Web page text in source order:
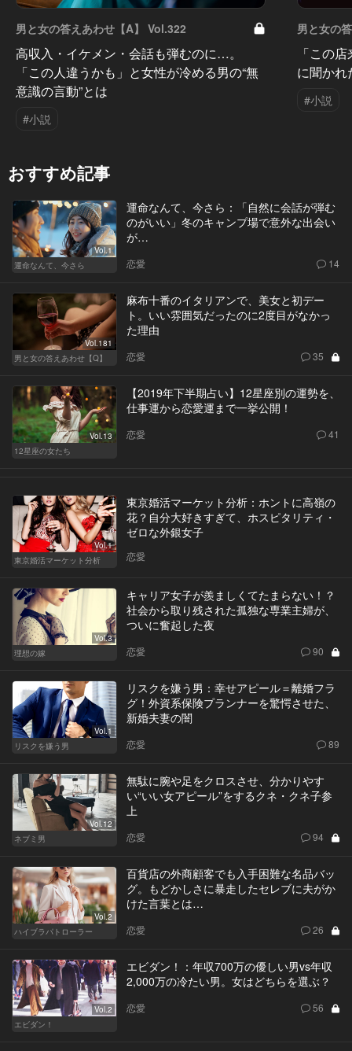
男と女の答えあわせ【A】 Vol.322
高収入・イケメン・会話も弾むのに…。
「この人違うかも」と女性が冷める男の“無
意識の言動”とは
#小説
男と女の
「この
に聞か
#小説
おすすめ記事
Vol.1
運命なんて、今さら
運命なんて、今さら：「自然に会話が弾む
のがいい」冬のキャンプ場で意外な出会い
が…
恋愛 14
Vol.181
男と女の答えあわせ【Q】
麻布十番のイタリアンで、美女と初デー
ト。いい雰囲気だったのに2度目がなかっ
た理由
恋愛 35
Vol.13
12星座の女たち
【2019年下半期占い】12星座別の運勢を、
仕事運から恋愛運まで一挙公開！
恋愛 41
Vol.1
東京婚活マーケット分析
東京婚活マーケット分析：ホントに高嶺の
花？自分大好きすぎて、ホスピタリティ・
ゼロな外銀女子
恋愛
Vol.3
理想の嫁
キャリア女子が羨ましくてたまらない！？
社会から取り残された孤独な専業主婦が、
ついに奮起した夜
恋愛 90
Vol.1
リスクを嫌う男
リスクを嫌う男：幸せアピール＝離婚フラ
グ！外資系保険プランナーを驚愕させた、
新婚夫妻の闇
恋愛 89
Vol.12
ネブミ男
無駄に腕や足をクロスさせ、分かりやす
い“いい女アピール”をするクネ・クネ子参
上
恋愛 94
Vol.2
ハイブラパトローラー
百貨店の外商顧客でも入手困難な名品バッ
グ。もどかしさに暴走したセレブに夫がか
けた言葉とは…
恋愛 26
Vol.2
エビダン！
エビダン！：年収700万の優しい男vs年収
2,000万の冷たい男。女はどちらを選ぶ？
恋愛 56